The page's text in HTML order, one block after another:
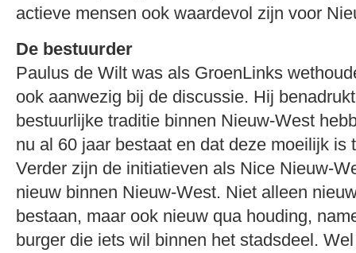
actieve mensen ook waardevol zijn voor
De bestuurder
Paulus de Wilt was als GroenLinks
ook aanwezig bij de discussie. Hij
bestuurlijke traditie binnen Nieuw-West
nu al 60 jaar bestaat en dat deze moeilijk is
Verder zijn de initiatieven als Nice Nieuw-
nieuw binnen Nieuw-West. Niet alleen
bestaan, maar ook nieuw qua houding,
burger die iets wil binnen het stadsdeel.